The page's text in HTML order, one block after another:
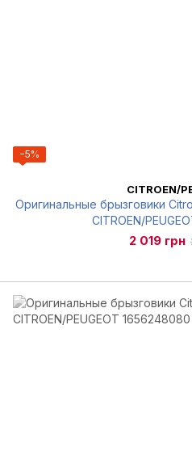
−5%
CITROEN/
Оригинальные брызговики
CITROEN/
2 019 грн